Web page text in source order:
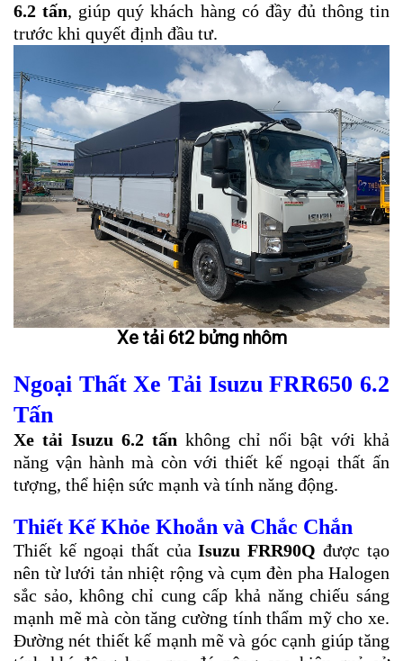
6.2 tấn, giúp quý khách hàng có đầy đủ thông tin
trước khi quyết định đầu tư.
Xe tải 6t2 bửng nhôm
Ngoại Thất Xe Tải Isuzu FRR650 6.2
Tấn
Xe tải Isuzu 6.2 tấn không chỉ nổi bật với khả
năng vận hành mà còn với thiết kế ngoại thất ấn
tượng, thể hiện sức mạnh và tính năng động.
Thiết Kế Khỏe Khoắn và Chắc Chắn
Thiết kế ngoại thất củaIsuzu FRR90Q được tạo
nên từ lưới tản nhiệt rộng và cụm đèn pha Halogen
sắc sảo, không chỉ cung cấp khả năng chiếu sáng
mạnh mẽ mà còn tăng cường tính thẩm mỹ cho xe.
Đường nét thiết kế mạnh mẽ và góc cạnh giúp tăng